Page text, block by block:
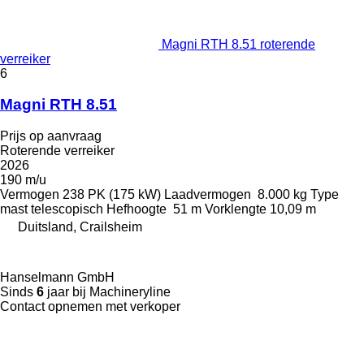
Magni RTH 8.51 roterende
verreiker
6
Magni RTH 8.51
Prijs op aanvraag
Roterende verreiker
2026
190 m/u
Vermogen 238 PK (175 kW) Laadvermogen 8.000 kg Type
mast telescopisch Hefhoogte 51 m Vorklengte 10,09 m
Duitsland, Crailsheim
Hanselmann GmbH
Sinds 6 jaar bij Machineryline
Contact opnemen met verkoper